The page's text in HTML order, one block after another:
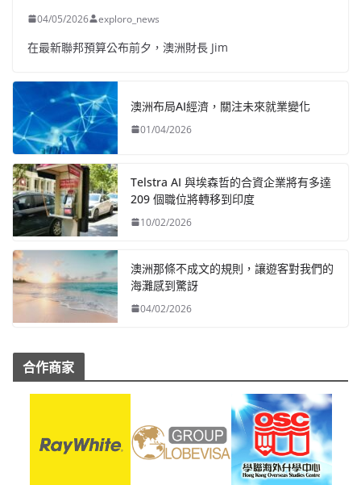
04/05/2026 exploro_news
在最新聯邦預算公布前夕，澳洲財長 Jim
澳洲布局AI經濟，關注未來就業變化
01/04/2026
Telstra AI 與埃森哲的合資企業將有多達
209 個職位將轉移到印度
10/02/2026
澳洲那條不成文的規則，讓遊客對我們的
海灘感到驚訝
04/02/2026
合作商家